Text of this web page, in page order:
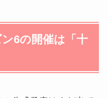
ン6の開催は「十